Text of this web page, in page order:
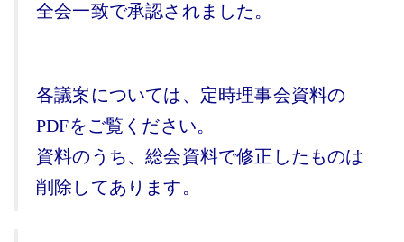
全会一致で承認されました。
各議案については、定時理事会資料の
PDFをご覧ください。
資料のうち、総会資料で修正したものは
削除してあります。